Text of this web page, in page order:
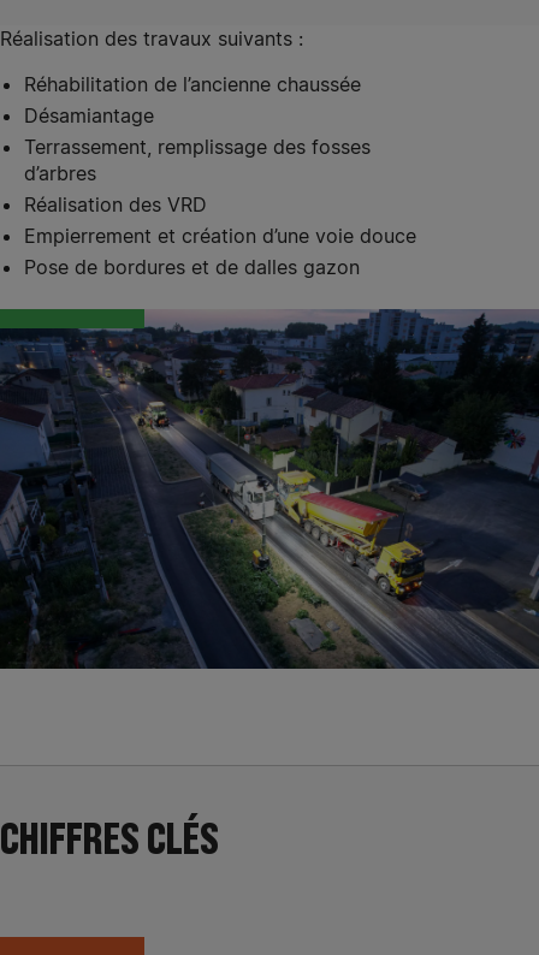
Réalisation des travaux suivants :
Réhabilitation de l’ancienne chaussée
Désamiantage
Terrassement, remplissage des fosses
d’arbres
Réalisation des VRD
Empierrement et création d’une voie douce
Pose de bordures et de dalles gazon
CHIFFRES CLÉS